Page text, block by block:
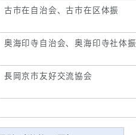
古市在自治会、古市在区体振
奥海印寺自治会、奥海印寺社体振
長岡京市友好交流協会